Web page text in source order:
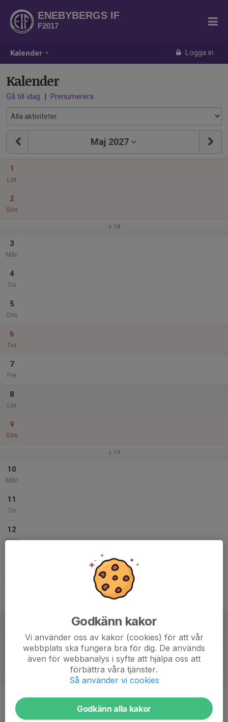
Kalender Logga in
ENEBYBERGS IF
F2017
Kalender
Gå till idag | Prenumerera
Maj 2027
1
Lör
2
Sön
v.18
3
Mån
4
Tis
5
Ons
6
Tor
7
Fre
8
Lör
9
Sön
v.19
10
Mån
11
Tis
12
Ons
v.20
Mån
Godkänn kakor
Vi använder oss av kakor (cookies) för att vår
webbplats ska fungera bra för dig. De används
även för webbanalys i syfte att hjälpa oss att
förbättra våra tjänster.
Så använder vi cookies
Godkänn alla kakor